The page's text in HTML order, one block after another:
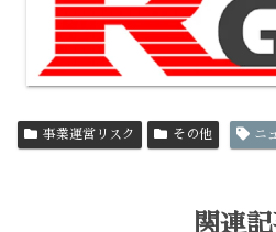
事業運営リスク その他 ニ
関連